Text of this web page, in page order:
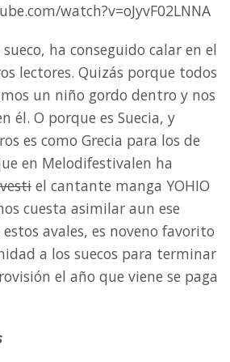
watch?v=oJyvF02LNNA
ha conseguido calar en el
lectores. Quizás porque todos
un niño gordo dentro y nos
él. O porque es Suecia, y
es como Grecia para los de
en Melodifestivalen ha
el cantante manga YOHIO
cuesta asimilar aun ese
avales, es noveno favorito
a los suecos para terminar
el año que viene se paga